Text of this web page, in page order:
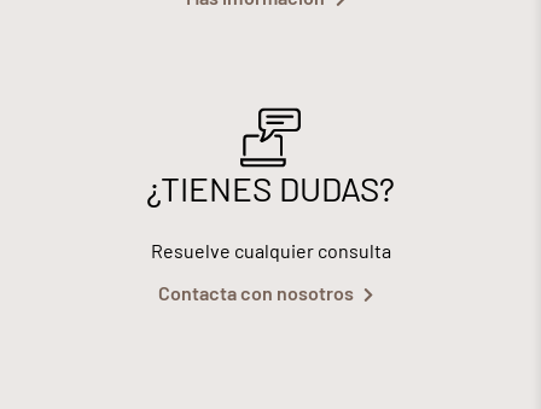
¿TIENES DUDAS?
Resuelve cualquier consulta
Contacta con nosotros